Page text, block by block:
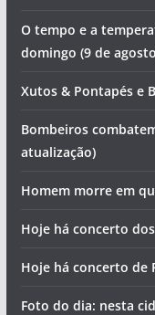
O tempo e a
domingo (9 de
Xutos & Pontapés e
Bombeiros
atualização)
Homem morre em
Hoje há concerto
Hoje há concerto de
Foto do dia: nesta